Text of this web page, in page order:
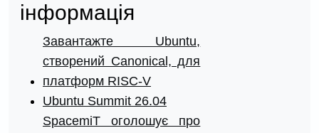
інформація
Завантажте Ubuntu,
створений Canonical, для
платформ RISC-V
Ubuntu Summit 26.04
SpacemiT оголошує про